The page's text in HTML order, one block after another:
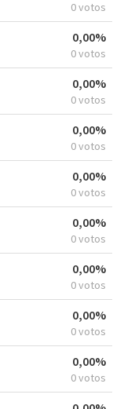
0 votos
0,00%
0 votos
0,00%
0 votos
0,00%
0 votos
0,00%
0 votos
0,00%
0 votos
0,00%
0 votos
0,00%
0 votos
0,00%
0 votos